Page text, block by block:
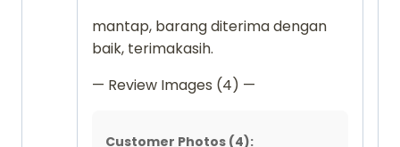
mantap, barang diterima dengan
baik, terimakasih.
— Review Images (4) —
Customer Photos (4):